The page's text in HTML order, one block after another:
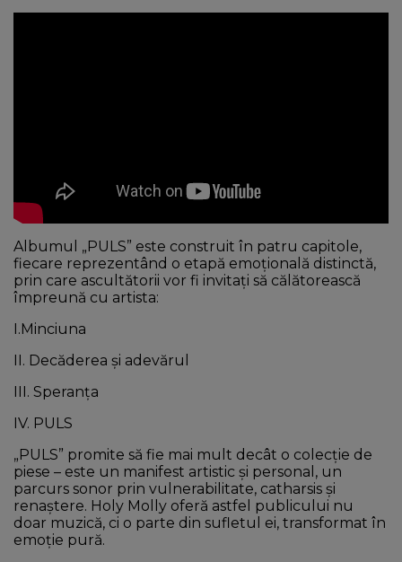
Albumul „PULS” este construit în patru capitole,
fiecare reprezentând o etapă emoțională distinctă,
prin care ascultătorii vor fi invitați să călătorească
împreună cu artista:
I.Minciuna
II. Decăderea și adevărul
III. Speranța
IV. PULS
„PULS” promite să fie mai mult decât o colecție de
piese – este un manifest artistic și personal, un
parcurs sonor prin vulnerabilitate, catharsis și
renaștere. Holy Molly oferă astfel publicului nu
doar muzică, ci o parte din sufletul ei, transformat în
emoție pură.